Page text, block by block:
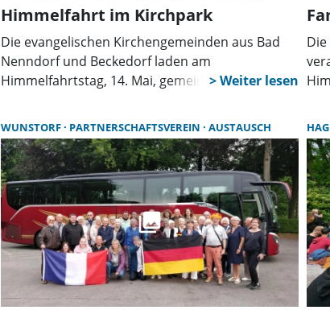
Himmelfahrt im Kirchpark
Die evangelischen Kirchengemeinden aus Bad
Nenndorf und Beckedorf laden am
Himmelfahrtstag, 14. Mai, gemeinsam zu einem
ein
WUNSTORF PARTNERSCHAFTSVEREIN AUSTAUSCH